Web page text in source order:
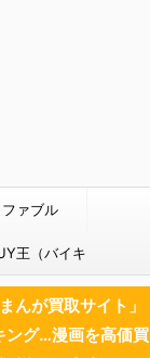
ァブル
王（バイキ
」
んが買取サイト」
ング…漫画を高価買